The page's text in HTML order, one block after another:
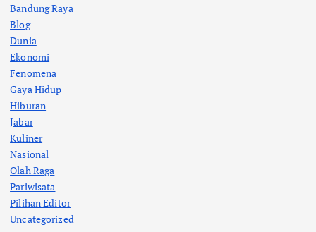
Bandung Raya
Blog
Dunia
Ekonomi
Fenomena
Gaya Hidup
Hiburan
Jabar
Kuliner
Nasional
Olah Raga
Pariwisata
Pilihan Editor
Uncategorized